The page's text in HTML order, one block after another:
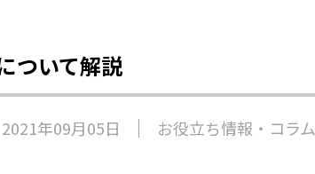
ついて解説
2021年09月05日 お役立ち情報・コラム